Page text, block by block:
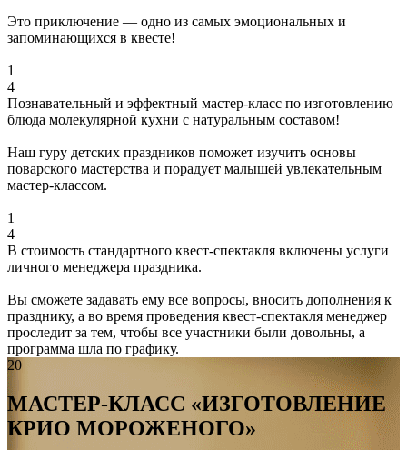
Это приключение — одно из самых эмоциональных и
запоминающихся в квесте!
1
4
Познавательный и эффектный мастер-класс по изготовлению
блюда молекулярной кухни с натуральным составом!
Наш гуру детских праздников поможет изучить основы
поварского мастерства и порадует малышей увлекательным
мастер-классом.
1
4
В стоимость стандартного квест-спектакля включены услуги
личного менеджера праздника.
Вы сможете задавать ему все вопросы, вносить дополнения к
празднику, а во время проведения квест-спектакля менеджер
проследит за тем, чтобы все участники были довольны, а
программа шла по графику.
20
МАСТЕР-КЛАСС «ИЗГОТОВЛЕНИЕ
КРИО МОРОЖЕНОГО»